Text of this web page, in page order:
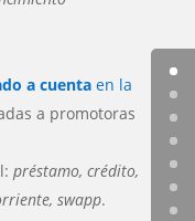
a cuentaen la
a promotoras
préstamo, crédito,
swapp.